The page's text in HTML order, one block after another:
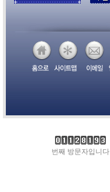
번째 방문자입니다